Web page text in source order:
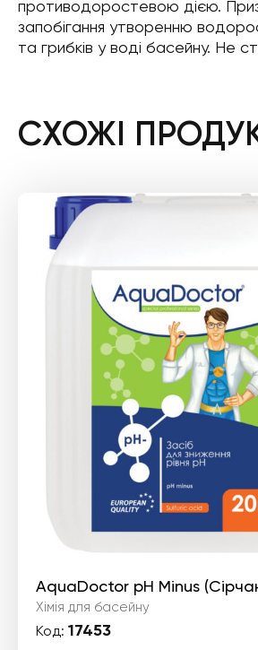
противодоростевою дією.
запобігання утворенню
та грибків у воді басейну. Не
СХОЖІ
AquaDoctor pH Minus
Хімія для басейну
Код: 17453